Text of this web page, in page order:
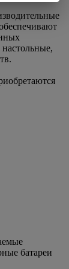
батареи